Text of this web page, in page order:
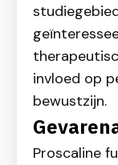
invloed op
bewustzijn.
Proscaline